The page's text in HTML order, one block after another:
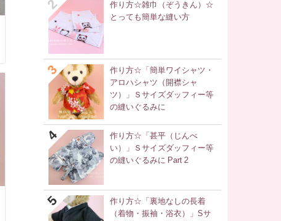
作り方☆雑巾（ぞうきん）☆
とっても簡単な縫い方
作り方☆「簡単ワイシャツ・
アロハシャツ（開襟シャ
ツ）」Ｓサイズダッフィー等
の縫いぐるみに
作り方☆「甚平（じんべ
い）」Ｓサイズダッフィー等
の縫いぐるみに Part 2
作り方☆「裏地なしの長着
（着物・振袖・浴衣）」Sサ